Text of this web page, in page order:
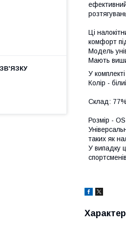
ефективний
Ці
комфорт
Модель
Мають
У
Колір -
Склад:
Розмір -
таких як
У випадку